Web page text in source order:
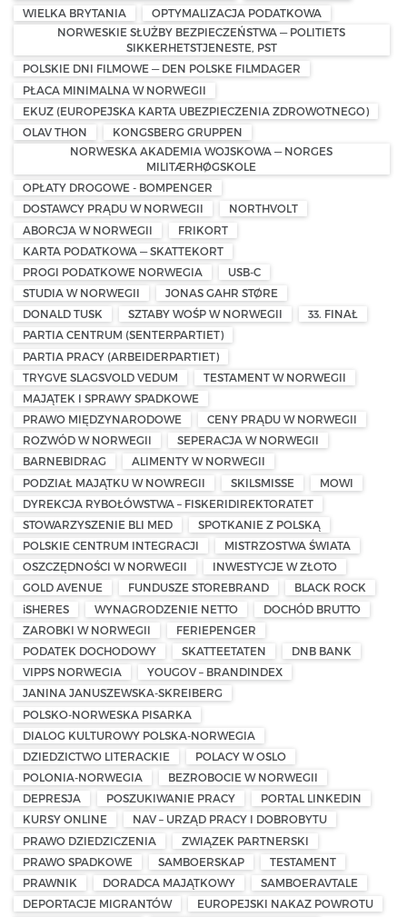
WIELKA BRYTANIA
OPTYMALIZACJA PODATKOWA
NORWESKIE SŁUŻBY BEZPIECZEŃSTWA — POLITIETS
SIKKERHETSTJENESTE, PST
POLSKIE DNI FILMOWE — DEN POLSKE FILMDAGER
PŁACA MINIMALNA W NORWEGII
EKUZ (EUROPEJSKA KARTA UBEZPIECZENIA ZDROWOTNEGO)
OLAV THON
KONGSBERG GRUPPEN
NORWESKA AKADEMIA WOJSKOWA — NORGES
MILITÆRHØGSKOLE
OPŁATY DROGOWE - BOMPENGER
DOSTAWCY PRĄDU W NORWEGII
NORTHVOLT
ABORCJA W NORWEGII
FRIKORT
KARTA PODATKOWA — SKATTEKORT
PROGI PODATKOWE NORWEGIA
USB-C
STUDIA W NORWEGII
JONAS GAHR STØRE
DONALD TUSK
SZTABY WOŚP W NORWEGII
33. FINAŁ
PARTIA CENTRUM (SENTERPARTIET)
PARTIA PRACY (ARBEIDERPARTIET)
TRYGVE SLAGSVOLD VEDUM
TESTAMENT W NORWEGII
MAJĄTEK I SPRAWY SPADKOWE
PRAWO MIĘDZYNARODOWE
CENY PRĄDU W NORWEGII
ROZWÓD W NORWEGII
SEPERACJA W NORWEGII
BARNEBIDRAG
ALIMENTY W NORWEGII
PODZIAŁ MAJĄTKU W NOWREGII
SKILSMISSE
MOWI
DYREKCJA RYBOŁÓWSTWA – FISKERIDIREKTORATET
STOWARZYSZENIE BLI MED
SPOTKANIE Z POLSKĄ
POLSKIE CENTRUM INTEGRACJI
MISTRZOSTWA ŚWIATA
OSZCZĘDNOŚCI W NORWEGII
INWESTYCJE W ZŁOTO
GOLD AVENUE
FUNDUSZE STOREBRAND
BLACK ROCK
iSHERES
WYNAGRODZENIE NETTO
DOCHÓD BRUTTO
ZAROBKI W NORWEGII
FERIEPENGER
PODATEK DOCHODOWY
SKATTEETATEN
DNB BANK
VIPPS NORWEGIA
YOUGOV – BRANDINDEX
JANINA JANUSZEWSKA-SKREIBERG
POLSKO-NORWESKA PISARKA
DIALOG KULTUROWY POLSKA-NORWEGIA
DZIEDZICTWO LITERACKIE
POLACY W OSLO
POLONIA-NORWEGIA
BEZROBOCIE W NORWEGII
DEPRESJA
POSZUKIWANIE PRACY
PORTAL LINKEDIN
KURSY ONLINE
NAV – URZĄD PRACY I DOBROBYTU
PRAWO DZIEDZICZENIA
ZWIĄZEK PARTNERSKI
PRAWO SPADKOWE
SAMBOERSKAP
TESTAMENT
PRAWNIK
DORADCA MAJĄTKOWY
SAMBOERAVTALE
DEPORTACJE MIGRANTÓW
EUROPEJSKI NAKAZ POWROTU